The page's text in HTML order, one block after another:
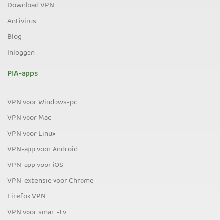
Download VPN
Antivirus
Blog
Inloggen
PIA-apps
VPN voor Windows-pc
VPN voor Mac
VPN voor Linux
VPN-app voor Android
VPN-app voor iOS
VPN-extensie voor Chrome
Firefox VPN
VPN voor smart-tv